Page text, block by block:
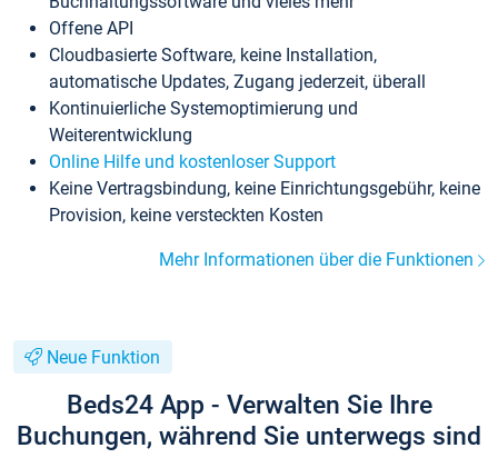
Offene API
Cloudbasierte Software, keine Installation,
automatische Updates, Zugang jederzeit, überall
Kontinuierliche Systemoptimierung und
Weiterentwicklung
Online Hilfe und kostenloser Support
Keine Vertragsbindung, keine Einrichtungsgebühr, keine
Provision, keine versteckten Kosten
Mehr Informationen über die Funktionen
Neue Funktion
Beds24 App - Verwalten Sie Ihre
Buchungen, während Sie unterwegs sind